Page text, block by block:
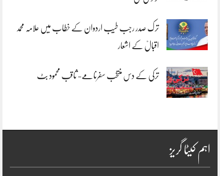
ترک صدر رجب طیب اردوان کے خطاب میں علامہ محمد
اقبالؒ کے اشعار
ترکی کے دس منتخب سفرنامے- ثاقب محمود بٹ
اہم کیٹا گریز